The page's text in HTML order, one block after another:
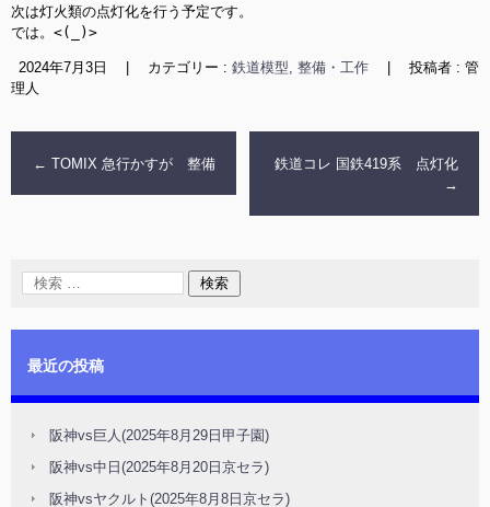
次は灯火類の点灯化を行う予定です。
では。<(_)>
2024年7月3日 カテゴリー : 鉄道模型, 整備・工作
投稿者 : 管
理人
← TOMIX 急行かすが 整備
鉄道コレ 国鉄419系 点灯化
→
最近の投稿
阪神vs巨人(2025年8月29日甲子園)
阪神vs中日(2025年8月20日京セラ)
阪神vsヤクルト(2025年8月8日京セラ)